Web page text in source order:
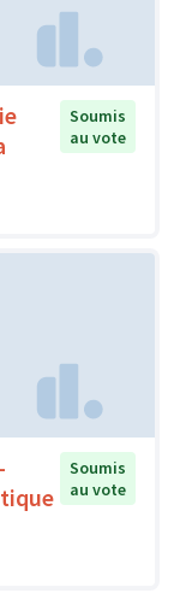
Soumis
au vote
Soumis
au vote